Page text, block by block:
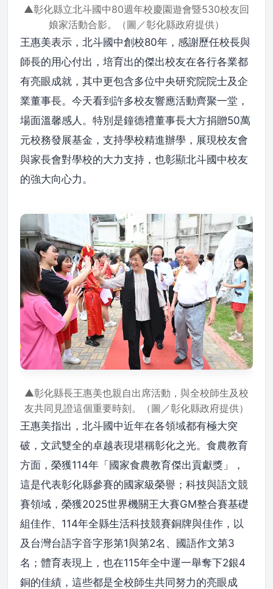
▲彰化縣立北斗國中80週年校慶園遊會暨530校友回
娘家活動合影。（圖／彰化縣政府提供）
王惠美表示，北斗國中創校80年，感謝歷任校長與
師長的用心付出，培育出的傑出校友在各行各業都
有亮眼成就，其中更包含多位中央研究院院士及企
業董事長。今天看到許多校友響應活動齊聚一堂，
場面溫馨感人。特別是鐘德禮董事長大方捐贈50萬
元校務發展基金，支持學校精進辦學，展現校友會
與家長會對學校的大力支持，也彰顯北斗國中校友
的強大向心力。
▲彰化縣長王惠美也親自出席活動，與全校師生及校
友共同見證這個重要時刻。（圖／彰化縣政府提供）
王惠美指出，北斗國中近年在各領域都有極大突
破，文武雙全的卓越表現堪稱彰化之光。食農教育
方面，榮獲114年「國家食農教育傑出貢獻獎」，
這是代表彰化縣參賽的國家級榮譽；科技與語文競
賽領域，榮獲2025世界機關王大賽GM整合賽基礎
組佳作、114年全縣生活科技競賽銅牌與佳作，以
及台灣台語字音字形第1與第2名、國語作文第3
名；體育表現上，也在115年全中運一舉奪下2銀4
銅的佳績，這些都是全校師生共同努力的亮眼成